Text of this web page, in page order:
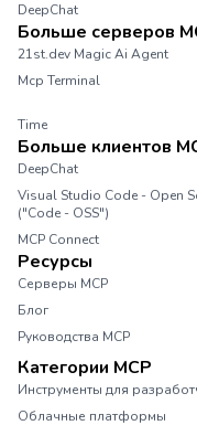
DeepChat
Больше серверов
21st.dev Magic Ai Agent
Mcp Terminal
Time
Больше клиентов
DeepChat
Visual Studio Code - Open
("Code - OSS")
MCP Connect
Ресурсы
Серверы MCP
Блог
Руководства MCP
Категории MCP
Инструменты для
Облачные платформы